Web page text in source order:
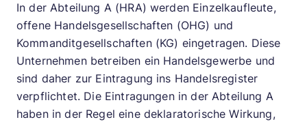
In der Abteilung A (HRA) werden Einzelkaufleute,
offene Handelsgesellschaften (OHG) und
Kommanditgesellschaften (KG) eingetragen. Diese
Unternehmen betreiben ein Handelsgewerbe und
sind daher zur Eintragung ins Handelsregister
verpflichtet. Die Eintragungen in der Abteilung A
haben in der Regel eine deklaratorische Wirkung,